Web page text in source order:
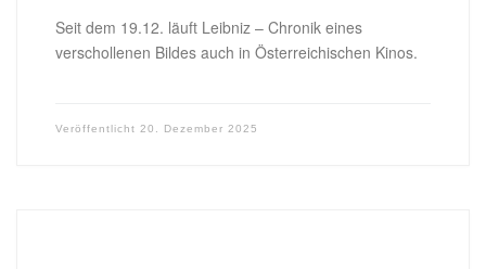
Seit dem 19.12. läuft Leibniz – Chronik eines
verschollenen Bildes auch in Österreichischen Kinos.
Veröffentlicht 20. Dezember 2025